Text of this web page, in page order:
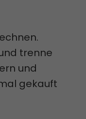
trenne
und
gekauft